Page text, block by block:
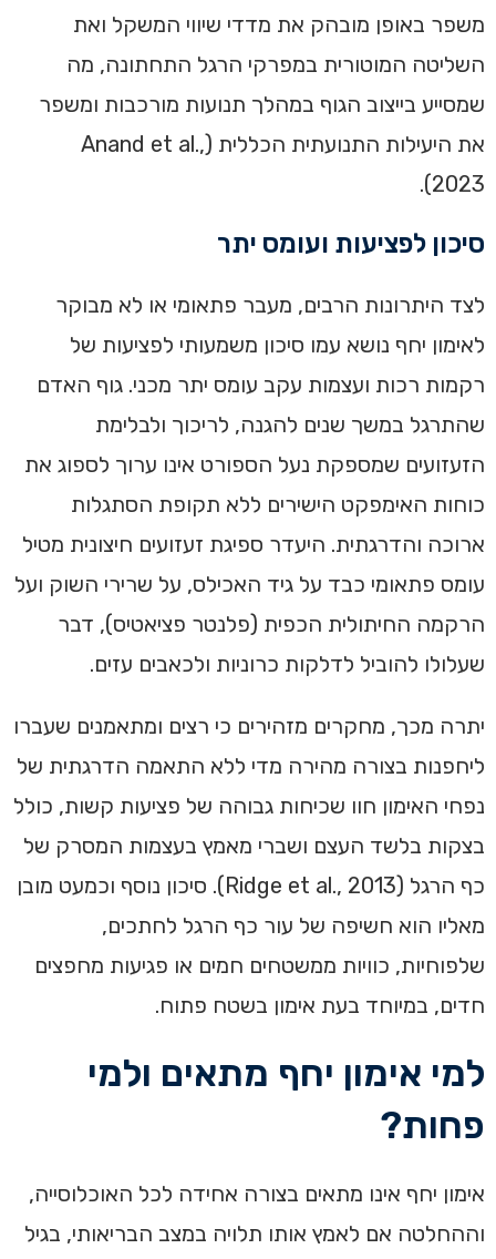
משפר באופן מובהק את מדדי שיווי המשקל ואת
השליטה המוטורית במפרקי הרגל התחתונה, מה
שמסייע בייצוב הגוף במהלך תנועות מורכבות ומשפר
את היעילות התנועתית הכללית (Anand et al.,
2023).
סיכון לפציעות ועומס יתר
לצד היתרונות הרבים, מעבר פתאומי או לא מבוקר
לאימון יחף נושא עמו סיכון משמעותי לפציעות של
רקמות רכות ועצמות עקב עומס יתר מכני. גוף האדם
שהתרגל במשך שנים להגנה, לריכוך ולבלימת
הזעזועים שמספקת נעל הספורט אינו ערוך לספוג את
כוחות האימפקט הישירים ללא תקופת הסתגלות
ארוכה והדרגתית. היעדר ספיגת זעזועים חיצונית מטיל
עומס פתאומי כבד על גיד האכילס, על שרירי השוק ועל
הרקמה החיתולית הכפית (פלנטר פציאטיס), דבר
שעלולו להוביל לדלקות כרוניות ולכאבים עזים.
יתרה מכך, מחקרים מזהירים כי רצים ומתאמנים שעברו
ליחפנות בצורה מהירה מדי ללא התאמה הדרגתית של
נפחי האימון חוו שכיחות גבוהה של פציעות קשות, כולל
בצקות בלשד העצם ושברי מאמץ בעצמות המסרק של
כף הרגל (Ridge et al., 2013). סיכון נוסף וכמעט מובן
מאליו הוא חשיפה של עור כף הרגל לחתכים,
שלפוחיות, כוויות ממשטחים חמים או פגיעות מחפצים
חדים, במיוחד בעת אימון בשטח פתוח.
למי אימון יחף מתאים ולמי
פחות?
אימון יחף אינו מתאים בצורה אחידה לכל האוכלוסייה,
וההחלטה אם לאמץ אותו תלויה במצב הבריאותי, בגיל